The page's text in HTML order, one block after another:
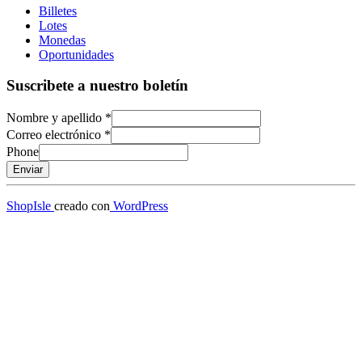
Billetes
Lotes
Monedas
Oportunidades
Suscribete a nuestro boletín
Nombre y apellido *
Correo electrónico *
Phone
Enviar
ShopIsle creado con WordPress